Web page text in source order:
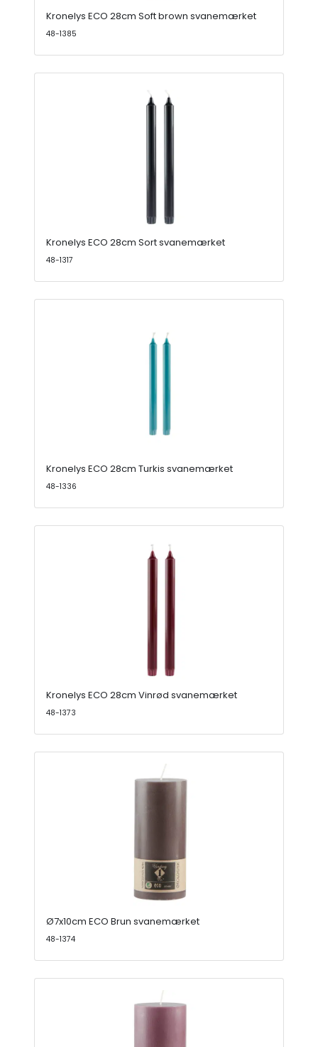
Kronelys ECO 28cm Soft brown svanemærket
48-1385
Kronelys ECO 28cm Sort svanemærket
48-1317
Kronelys ECO 28cm Turkis svanemærket
48-1336
Kronelys ECO 28cm Vinrød svanemærket
48-1373
Ø7x10cm ECO Brun svanemærket
48-1374